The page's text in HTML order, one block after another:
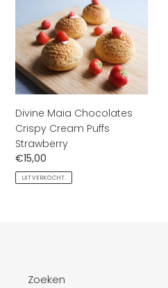
Maia
Chocolates
Crispy
Cream
Puffs
Strawberry
Divine Maia Chocolates
Crispy Cream Puffs
Strawberry
Normale
prijs
€15,00
UITVERKOCHT
Zoeken